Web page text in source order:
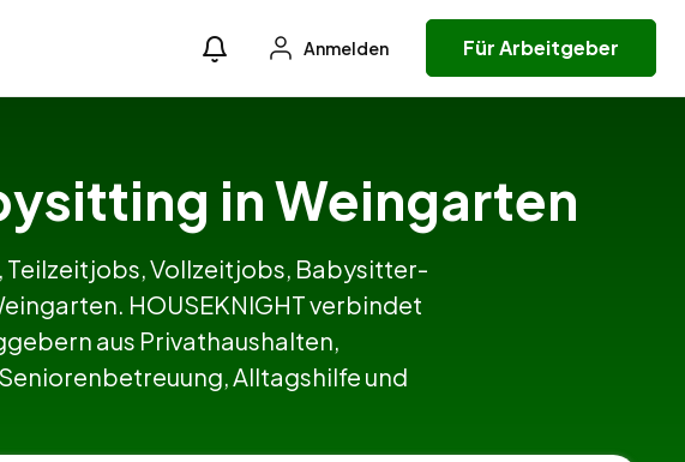
Anmelden Für Arbeitgeber
in Weingarten
Teilzeitjobs, Vollzeitjobs, Babysitter-
HOUSEKNIGHT verbindet
aus Privathaushalten,
Alltagshilfe und